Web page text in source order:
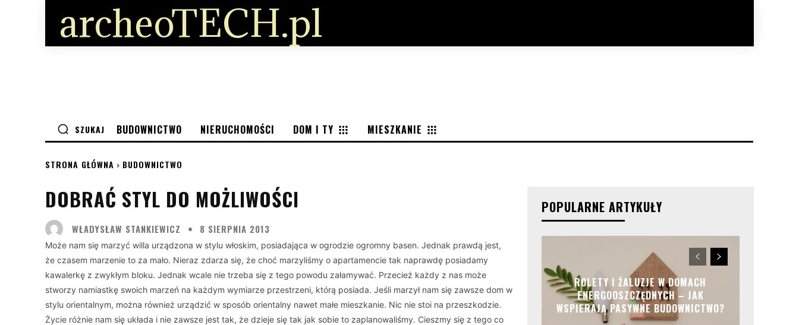
archeoTECH.pl
SZUKAJ BUDOWNICTWO NIERUCHOMOŚCI DOM I TY MIESZKANIE
STRONA GŁÓWNA BUDOWNICTWO
DOBRAĆ STYL DO MOŻLIWOŚCI
WŁADYSŁAW STANKIEWICZ 8 SIERPNIA 2013
Może nam się marzyć willa urządzona w stylu włoskim, posiadająca w ogrodzie ogromny basen. Jednak prawdą jest,
że czasem marzenie to za mało. Nieraz zdarza się, że choć marzyliśmy o apartamencie tak naprawdę posiadamy
kawalerkę z zwykłym bloku. Jednak wcale nie trzeba się z tego powodu załamywać. Przecież każdy z nas może
stworzy namiastkę swoich marzeń na każdym wymiarze przestrzeni, którą posiada. Jeśli marzył nam się zawsze dom w
stylu orientalnym, można również urządzić w sposób orientalny nawet małe mieszkanie. Nic nie stoi na przeszkodzie.
Życie różnie nam się układa i nie zawsze jest tak, że dzieje się tak jak sobie to zaplanowaliśmy. Cieszmy się z tego co
POPULARNE ARTYKUŁY
ROLETY I ŻALUZJE W DOMACH
ENERGOOSZCZĘDNYCH – JAK
WSPIERAJĄ PASYWNE BUDOWNICTWO?